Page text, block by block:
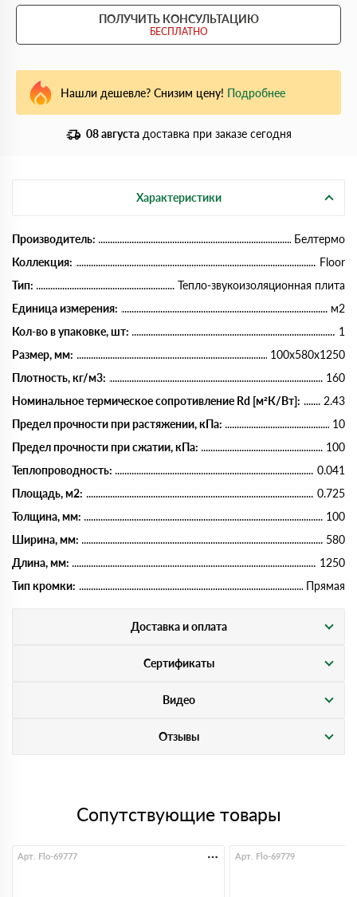
ПОЛУЧИТЬ КОНСУЛЬТАЦИЮ
БЕСПЛАТНО
Нашли дешевле? Снизим цену! Подробнее
08 августа доставка при заказе сегодня
Характеристики
Производитель:
Белтермо
Коллекция:
Floor
Тип:
Тепло-звукоизоляционная плита
Единица измерения:
м2
Кол-во в упаковке, шт:
1
Размер, мм:
100х580х1250
Плотность, кг/м3:
160
Номинальное термическое сопротивление Rd [м²К/Вт]:
2.43
Предел прочности при растяжении, кПа:
10
Предел прочности при сжатии, кПа:
100
Теплопроводность:
0.041
Площадь, м2:
0.725
Толщина, мм:
100
Ширина, мм:
580
Длина, мм:
1250
Тип кромки:
Прямая
Доставка и оплата
Сертификаты
Видео
Отзывы
Сопутствующие товары
Арт. Flo-69777 Арт. Flo-69779